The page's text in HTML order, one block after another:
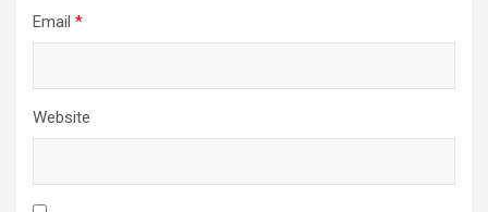
Email *
Website